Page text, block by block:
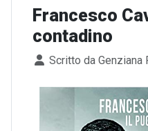
Francesco
contadino
Dettagli
Scritto da Genziana